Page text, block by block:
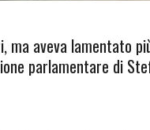
ma aveva lamentato
parlamentare di